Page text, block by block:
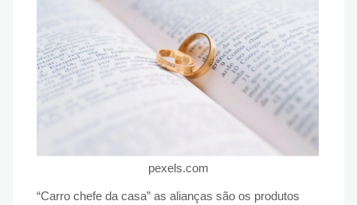
pexels.com
“Carro chefe da casa” as alianças são os produtos